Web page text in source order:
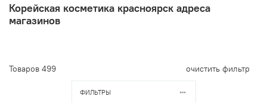
Корейская косметика красноярск адреса
магазинов
Товаров 499 очистить фильтр
ФИЛЬТРЫ